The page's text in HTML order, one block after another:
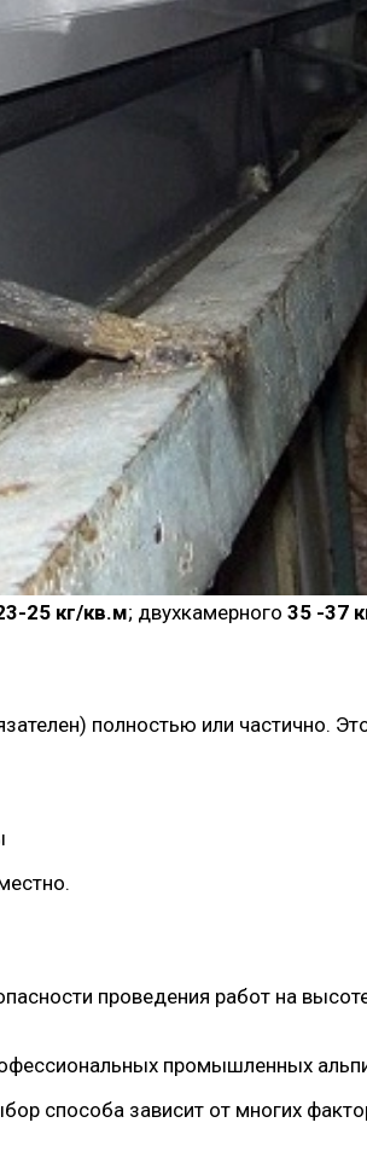
25 кг/кв.м; двухкамерного 35 -37
полностью или частично.
проведения работ на
промышленных
способа зависит от многих